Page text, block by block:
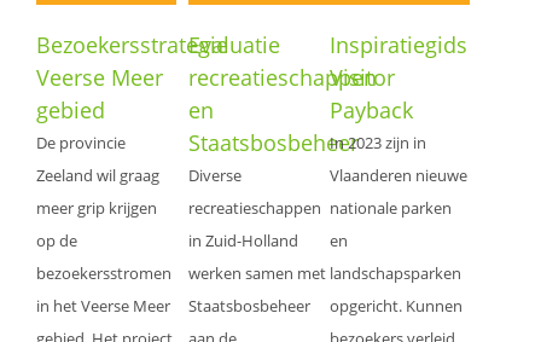
Bezoekersstrategie
Veerse Meer
gebied
De provincie
Zeeland wil graag
meer grip krijgen
op de
bezoekersstromen
in het Veerse Meer
Evaluatie
recreatieschappen
en
Staatsbosbeheer
Diverse
recreatieschappen
in Zuid-Holland
werken samen met
Staatsbosbeheer
Inspiratiegids
Visitor
Payback
In 2023 zijn in
Vlaanderen nieuwe
nationale parken
en
landschapsparken
opgericht. Kunnen